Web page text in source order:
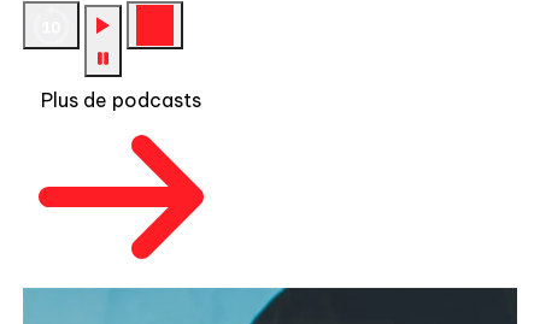
Plus de podcasts